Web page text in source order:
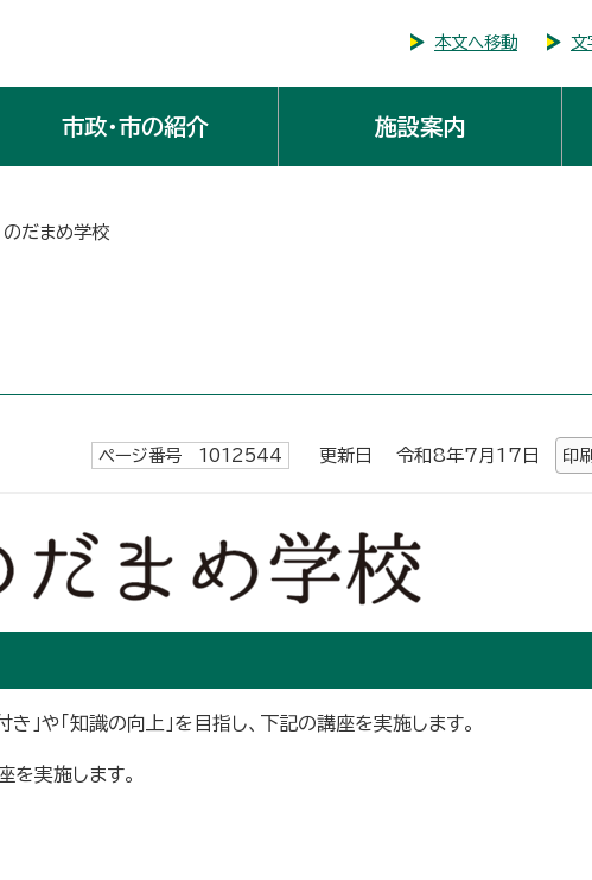
本文へ移動 文
市政・市の紹介 施設案内
だまめ学校
ページ番号 1012544 更新日 令和8年7月17日 印刷
」や「知識の向上」を目指し、下記の講座を実施します。
を実施します。